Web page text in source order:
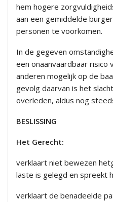
hem hogere
aan een gemiddelde
personen te voorkomen.
In de gegeven
een onaanvaardbaar risico
anderen mogelijk op de
gevolg daarvan is het
overleden, aldus nog
BESLISSING
Het Gerecht:
verklaart niet bewezen
laste is gelegd en spreekt
verklaart de benadeelde